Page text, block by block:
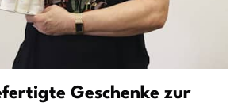
Geschenke zur